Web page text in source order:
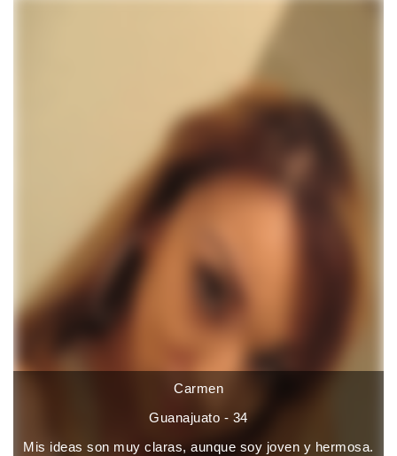
Carmen
Guanajuato - 34
Mis ideas son muy claras, aunque soy joven y hermosa.